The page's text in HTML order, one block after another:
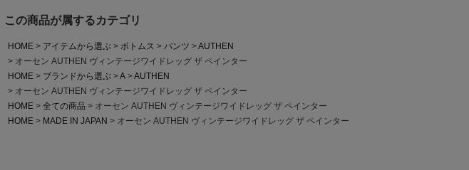
この商品が属するカテゴリ
HOME アイテムから選ぶ ボトムス パンツ
AUTHEN
オーセン AUTHEN ヴィンテージワイドレッグ ザ ペインター
HOME
ブランドから選ぶ A
AUTHEN
オーセン AUTHEN ヴィンテージワイドレッグ ザ ペインター
HOME
全ての商品
オーセン AUTHEN ヴィンテージワイドレッグ ザ ペインター
HOME
MADE IN JAPAN オーセン AUTHEN ヴィンテージワイドレッグ ザ ペインター